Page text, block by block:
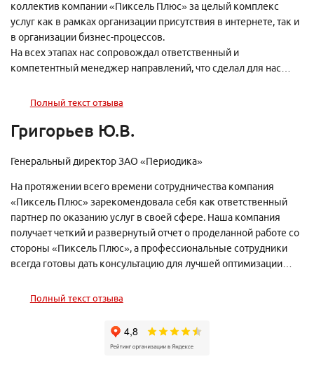
Полный текст отзыва
коллектив компании «Пиксель Плюс» за целый комплекс
услуг как в рамках организации присутствия в интернете, так и
в организации бизнес-процессов.
На всех этапах нас сопровождал ответственный и
компетентный менеджер направлений, что сделал для нас
Безусловно рекомендуем к сотрудничеству.
Полный текст отзыва
Григорьев Ю.В.
Генеральный директор ЗАО «Периодика»
На протяжении всего времени сотрудничества компания
«Пиксель Плюс» зарекомендовала себя как ответственный
партнер по оказанию услуг в своей сфере. Наша компания
получает четкий и развернутый отчет о проделанной работе со
стороны «Пиксель Плюс», а профессиональные сотрудники
всегда готовы дать консультацию для лучшей оптимизации